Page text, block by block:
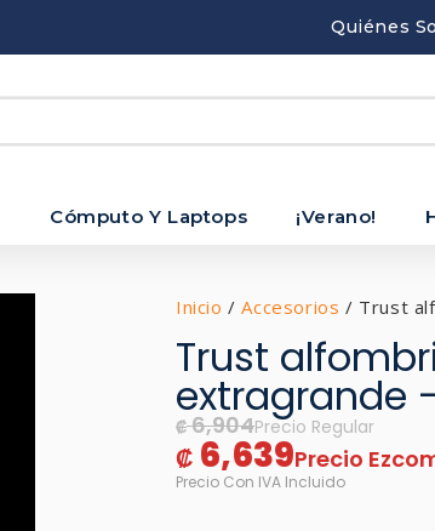
Quiénes
Cómputo Y Laptops ¡Verano!
Inicio /Accesorios / Trust
Trust
extragrande
₡6,904
₡ 6,639